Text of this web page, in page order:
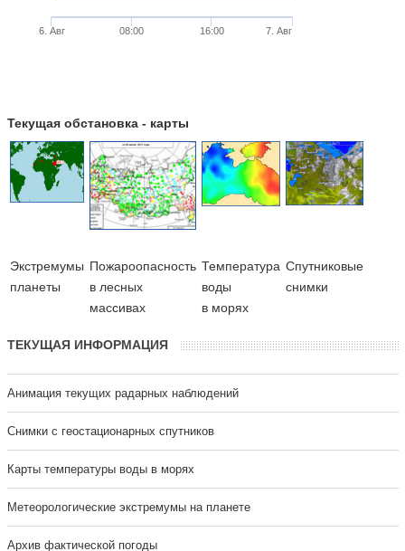
6. Авг 08:00 16:00 7. Авг
Текущая обстановка - карты
Экстремумы
планеты
Пожароопасность
в лесных
массивах
Температура
воды
в морях
Cпутниковые
снимки
ТЕКУЩАЯ ИНФОРМАЦИЯ
Анимация текущих радарных наблюдений
Cнимки с геостационарных спутников
Карты температуры воды в морях
Метеорологические экстремумы на планете
Архив фактической погоды